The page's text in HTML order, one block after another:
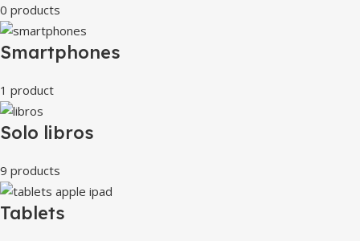
0 products
Smartphones
1 product
Solo libros
9 products
Tablets